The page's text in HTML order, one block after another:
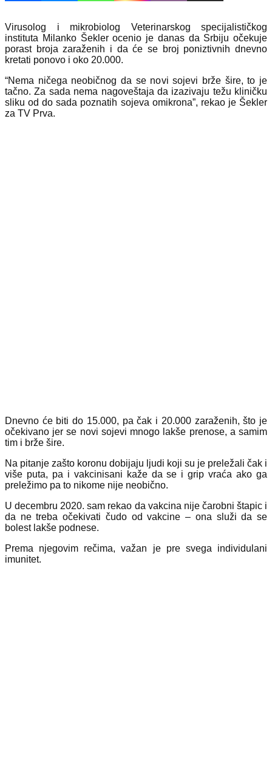
Virusolog i mikrobiolog Veterinarskog specijalističkog
instituta Milanko Šekler ocenio je danas da Srbiju očekuje
porast broja zaraženih i da će se broj poniztivnih dnevno
kretati ponovo i oko 20.000.
“Nema ničega neobičnog da se novi sojevi brže šire, to je
tačno. Za sada nema nagoveštaja da izazivaju težu kliničku
sliku od do sada poznatih sojeva omikrona”, rekao je Šekler
za TV Prva.
Dnevno će biti do 15.000, pa čak i 20.000 zaraženih, što je
očekivano jer se novi sojevi mnogo lakše prenose, a samim
tim i brže šire.
Na pitanje zašto koronu dobijaju ljudi koji su je preležali čak i
više puta, pa i vakcinisani kaže da se i grip vraća ako ga
preležimo pa to nikome nije neobično.
U decembru 2020. sam rekao da vakcina nije čarobni štapic i
da ne treba očekivati čudo od vakcine – ona služi da se
bolest lakše podnese.
Prema njegovim rečima, važan je pre svega individulani
imunitet.